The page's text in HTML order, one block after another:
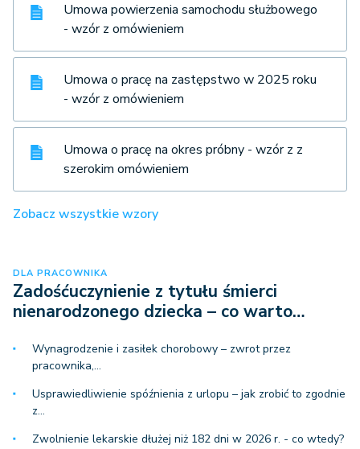
Umowa powierzenia samochodu służbowego
- wzór z omówieniem
Umowa o pracę na zastępstwo w 2025 roku
- wzór z omówieniem
Umowa o pracę na okres próbny - wzór z z
szerokim omówieniem
Zobacz wszystkie wzory
DLA PRACOWNIKA
Zadośćuczynienie z tytułu śmierci
nienarodzonego dziecka – co warto…
Wynagrodzenie i zasiłek chorobowy – zwrot przez
pracownika,…
Usprawiedliwienie spóźnienia z urlopu – jak zrobić to zgodnie
z…
Zwolnienie lekarskie dłużej niż 182 dni w 2026 r. - co wtedy?